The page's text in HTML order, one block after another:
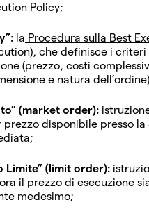
Policy;
la Procedura sulla Best
che definisce i
(prezzo, costi
e natura
(market order):
disponibile presso la
Limite” (limit order):
il prezzo di esecuzione
medesimo;